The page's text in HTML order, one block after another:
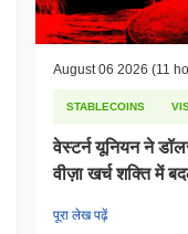
August 06 2026 (11
STABLECOINS
वेस्टर्न यूनियन ने
वीज़ा खर्च शक्ति में
पूरा लेख पढ़ें